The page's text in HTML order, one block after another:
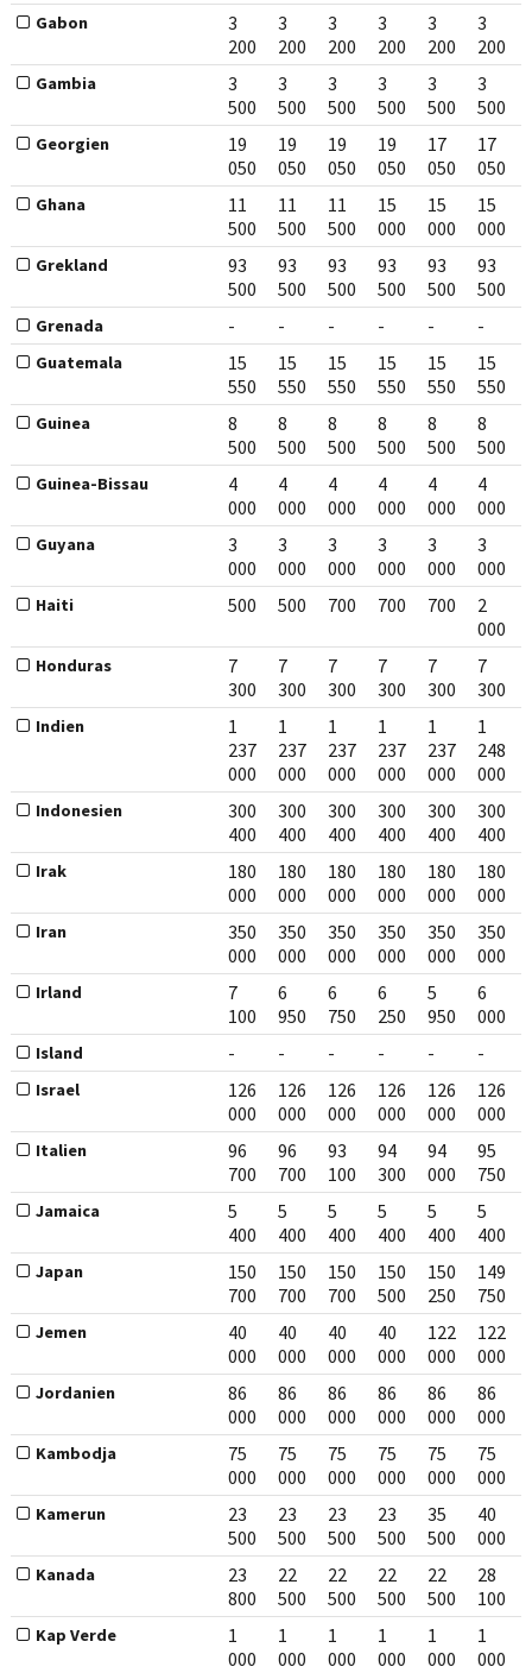
Gabon
3
200
3
200
3
200
3
200
3
200
3
200
Gambia
3
500
3
500
3
500
3
500
3
500
3
500
Georgien
19
050
19
050
19
050
19
050
17
050
17
050
Ghana
11
500
11
500
11
500
15
000
15
000
15
000
Grekland
93
500
93
500
93
500
93
500
93
500
93
500
Grenada - - - - - -
Guatemala
15
550
15
550
15
550
15
550
15
550
15
550
Guinea
8
500
8
500
8
500
8
500
8
500
8
500
Guinea-Bissau
4
000
4
000
4
000
4
000
4
000
4
000
Guyana
3
000
3
000
3
000
3
000
3
000
3
000
Haiti 500 500 700 700 700
2
000
Honduras
7
300
7
300
7
300
7
300
7
300
7
300
Indien
1
237
000
1
237
000
1
237
000
1
237
000
1
237
000
1
248
000
Indonesien
300
400
300
400
300
400
300
400
300
400
300
400
Irak
180
000
180
000
180
000
180
000
180
000
180
000
Iran
350
000
350
000
350
000
350
000
350
000
350
000
Irland
7
100
6
950
6
750
6
250
5
950
6
000
Island - - - - - -
Israel
126
000
126
000
126
000
126
000
126
000
126
000
Italien
96
700
96
700
93
100
94
300
94
000
95
750
Jamaica
5
400
5
400
5
400
5
400
5
400
5
400
Japan
150
700
150
700
150
700
150
500
150
250
149
750
Jemen
40
000
40
000
40
000
40
000
122
000
122
000
Jordanien
86
000
86
000
86
000
86
000
86
000
86
000
Kambodja
75
000
75
000
75
000
75
000
75
000
75
000
Kamerun
23
500
23
500
23
500
23
500
35
500
40
000
Kanada
23
800
22
500
22
500
22
500
22
500
28
100
Kap Verde
1
000
1
000
1
000
1
000
1
000
1
000